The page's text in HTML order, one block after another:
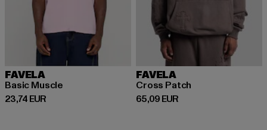
FAVELA
Basic Muscle
23,74 EUR
Derzeitiger Preis: 23,74 EUR
FAVELA
Cross Patch
65,09 EUR
Derzeitiger Preis: 65,09 EUR